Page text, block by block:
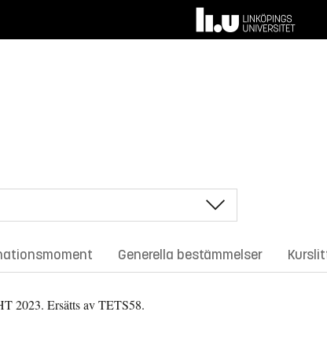
Generella bestämmelser
2023. Ersätts av TETS58.